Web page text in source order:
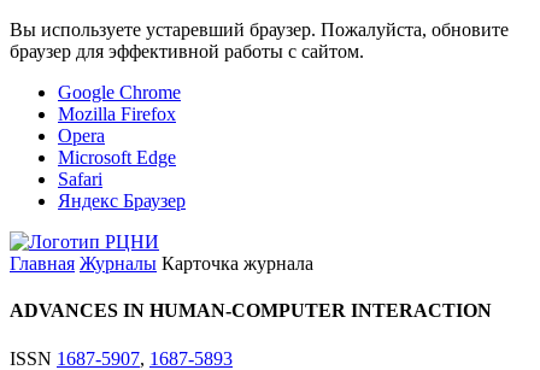
Вы используете устаревший браузер. Пожалуйста, обновите
браузер для эффективной работы с сайтом.
Google Chrome
Mozilla Firefox
Opera
Microsoft Edge
Safari
Яндекс Браузер
Главная Журналы Карточка журнала
ADVANCES IN HUMAN-COMPUTER INTERACTION
ISSN 1687-5907, 1687-5893